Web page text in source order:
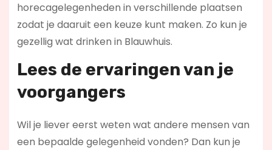
horecagelegenheden in verschillende plaatsen
zodat je daaruit een keuze kunt maken. Zo kun je
gezellig wat drinken in Blauwhuis.
Lees de ervaringen van je
voorgangers
Wil je liever eerst weten wat andere mensen van
een bepaalde gelegenheid vonden? Dan kun je